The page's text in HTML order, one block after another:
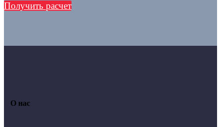
Получить расчет
О нас